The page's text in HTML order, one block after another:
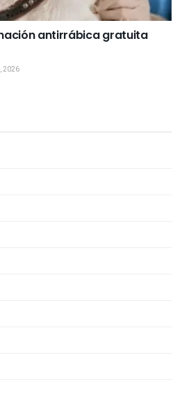
antirrábica gratuita
2026